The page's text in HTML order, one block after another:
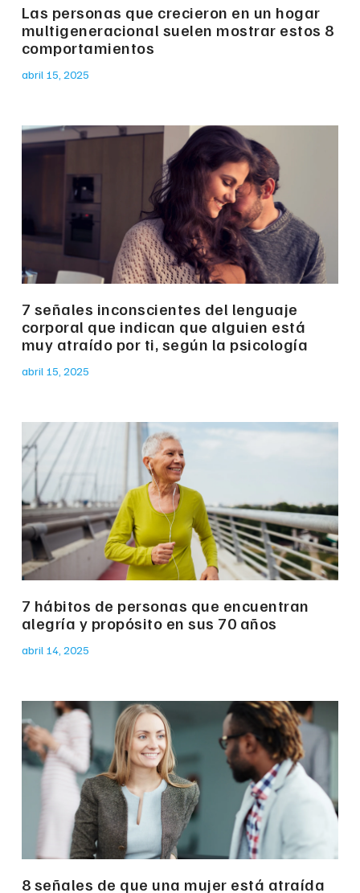
Las personas que crecieron en un hogar
multigeneracional suelen mostrar estos 8
comportamientos
abril 15, 2025
7 señales inconscientes del lenguaje
corporal que indican que alguien está
muy atraído por ti, según la psicología
abril 15, 2025
7 hábitos de personas que encuentran
alegría y propósito en sus 70 años
abril 14, 2025
8 señales de que una mujer está atraída